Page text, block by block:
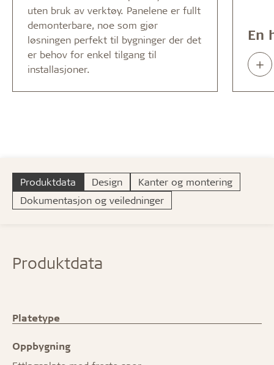
uten bruk av verktøy. Panelene er fullt
demonterbare, noe som gjør
løsningen perfekt til bygninger der det
er behov for enkel tilgang til
installasjoner.
En
Produktdata Design
Kanter og montering
Dokumentasjon og veiledninger
Produktdata
Platetype
Oppbygning